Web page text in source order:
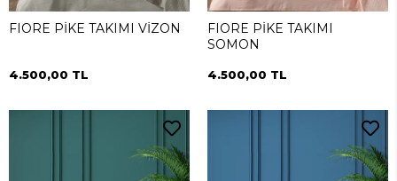
FIORE PİKE TAKIMI VİZON
4.500,00 TL
FIORE PİKE TAKIMI
SOMON
4.500,00 TL